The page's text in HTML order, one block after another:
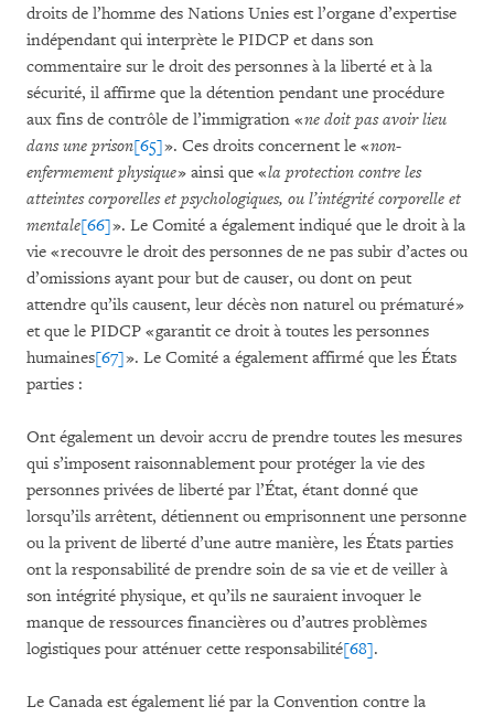
droits de l’homme des Nations Unies est l’organe d’expertise
indépendant qui interprète le PIDCP et dans son
commentaire sur le droit des personnes à la liberté et à la
sécurité, il affirme que la détention pendant une procédure
aux fins de contrôle de l’immigration «ne doit pas avoir lieu
dans une prison[65]». Ces droits concernent le «non-
enfermement physique» ainsi que «la protection contre les
atteintes corporelles et psychologiques, ou l’intégrité corporelle et
mentale[66]». Le Comité a également indiqué que le droit à la
vie « recouvre le droit des personnes de ne pas subir d’actes ou
d’omissions ayant pour but de causer, ou dont on peut
attendre qu’ils causent, leur décès non naturel ou prématuré »
et que le PIDCP « garantit ce droit à toutes les personnes
humaines[67]». Le Comité a également affirmé que les États
parties :
Ont également un devoir accru de prendre toutes les mesures
qui s’imposent raisonnablement pour protéger la vie des
personnes privées de liberté par l’État, étant donné que
lorsqu’ils arrêtent, détiennent ou emprisonnent une personne
ou la privent de liberté d’une autre manière, les États parties
ont la responsabilité de prendre soin de sa vie et de veiller à
son intégrité physique, et qu’ils ne sauraient invoquer le
manque de ressources financières ou d’autres problèmes
logistiques pour atténuer cette responsabilité[68].
Le Canada est également lié par la Convention contre la